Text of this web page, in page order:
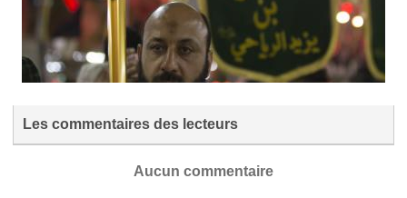
Les commentaires des lecteurs
Aucun commentaire